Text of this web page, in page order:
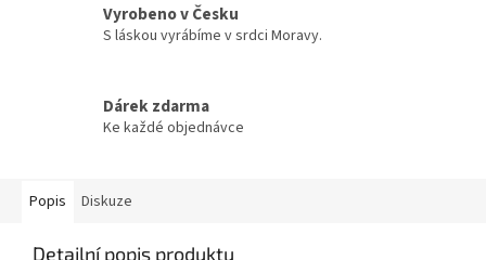
Vyrobeno v Česku
S láskou vyrábíme v srdci Moravy.
Dárek zdarma
Ke každé objednávce
Popis Diskuze
Detailní popis produktu